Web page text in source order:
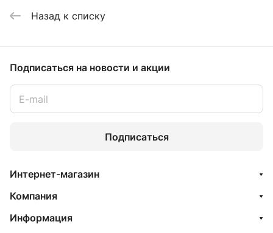
Назад к списку
Подписаться на новости и акции
Подписаться
Интернет-магазин
Компания
Информация